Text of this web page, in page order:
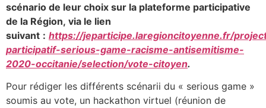
scénario de leur choix sur la plateforme participative
de la Région, via le lien
suivant : https://jeparticipe.laregioncitoyenne.fr/
participatif-serious-game-racisme-antisemitisme-
2020-occitanie/selection/vote-citoyen.
Pour rédiger les différents scénarii du « serious game »
soumis au vote, un hackathon virtuel (réunion de